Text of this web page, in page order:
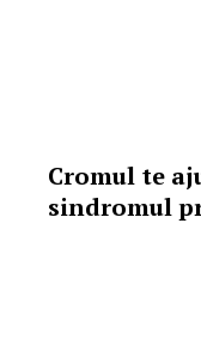
Cromul te
sindromul